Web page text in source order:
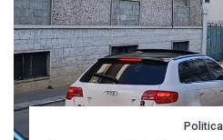
Politica